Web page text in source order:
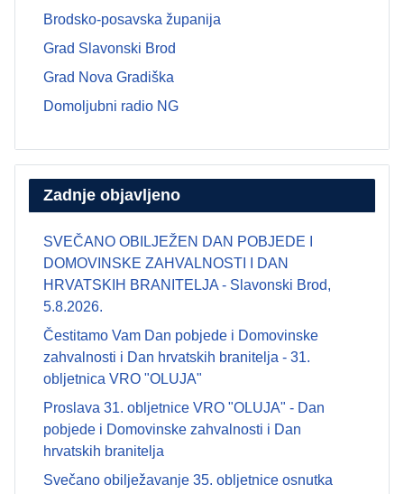
Brodsko-posavska županija
Grad Slavonski Brod
Grad Nova Gradiška
Domoljubni radio NG
Zadnje objavljeno
SVEČANO OBILJEŽEN DAN POBJEDE I
DOMOVINSKE ZAHVALNOSTI I DAN
HRVATSKIH BRANITELJA - Slavonski Brod,
5.8.2026.
Čestitamo Vam Dan pobjede i Domovinske
zahvalnosti i Dan hrvatskih branitelja - 31.
obljetnica VRO "OLUJA"
Proslava 31. obljetnice VRO "OLUJA" - Dan
pobjede i Domovinske zahvalnosti i Dan
hrvatskih branitelja
Svečano obilježavanje 35. obljetnice osnutka